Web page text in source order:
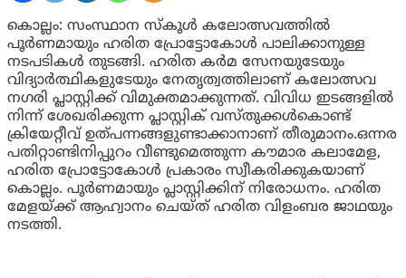
കൊല്ലം: സംസ്ഥാന സ്കൂൾ കലോത്സവത്തില്‍
പൂർണമായും ഹരിത പ്രോട്ടോകോൾ പാലിക്കാനുള്ള
നടപടികൾ തുടങ്ങി. ഹരിത ക‍ർമ സേനയുടേയും
വിദ്യാർത്ഥികളുടേയും നേതൃത്വത്തിലാണ് കലോത്സവ
നഗരി പ്ലാസ്റ്റിക്ക് വിമുക്തമാക്കുന്നത്. വിവിധ ഇടങ്ങളിൽ
നിന്ന് ശേഖരിക്കുന്ന പ്ലാസ്റ്റിക് വസ്തുക്കൾകൊണ്ട്
ക്രിയേറ്റീവ് ഉത്പന്നങ്ങളുണ്ടാക്കാനാണ് തീരുമാനം.ഒന്നര
പതിറ്റാണ്ടിനിപ്പുറം വീണ്ടുമെത്തുന്ന കൗമാര കലാമേള,
ഹരിത പ്രോട്ടോകോൾ പ്രകാരം സ്വീകരിക്കുകയാണ്
കൊല്ലം. പൂർണമായും പ്ലാസ്റ്റിക്കിന് നിരോധനം. ഹരിത
മേളയ്ക്ക് ആഹ്വാനം ചെയ്ത് ഹരിത വിളംബര ജാഥയും
നടത്തി.